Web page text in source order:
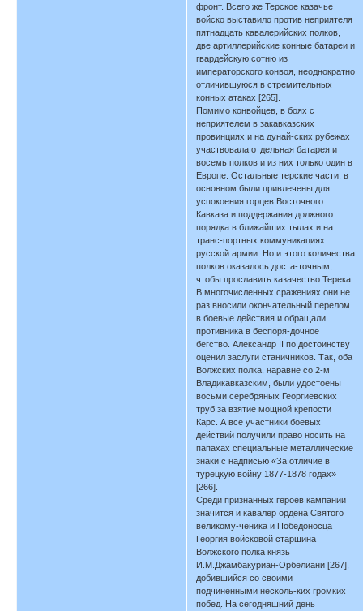
фронт. Всего же Терское казачье
войско выставило против неприятеля
пятнадцать кавалерийских полков,
две артиллерийские конные батареи и
гвардейскую сотню из
императорского конвоя, неоднократно
отличившуюся в стремительных
конных атаках [265].
Помимо конвойцев, в боях с
неприятелем в закавказских
провинциях и на дунай-ских рубежах
участвовала отдельная батарея и
восемь полков и из них только один в
Европе. Остальные терские части, в
основном были привлечены для
успокоения горцев Восточного
Кавказа и поддержания должного
порядка в ближайших тылах и на
транс-портных коммуникациях
русской армии. Но и этого количества
полков оказалось доста-точным,
чтобы прославить казачество Терека.
В многочисленных сражениях они не
раз вносили окончательный перелом
в боевые действия и обращали
противника в беспоря-дочное
бегство. Александр II по достоинству
оценил заслуги станичников. Так, оба
Волжских полка, наравне со 2-м
Владикавказским, были удостоены
восьми серебряных Георгиевских
труб за взятие мощной крепости
Карс. А все участники боевых
действий получили право носить на
папахах специальные металлические
знаки с надписью «За отличие в
турецкую войну 1877-1878 годах»
[266].
Среди признанных героев кампании
значится и кавалер ордена Святого
великому-ченика и Победоносца
Георгия войсковой старшина
Волжского полка князь
И.М.Джамбакуриан-Орбелиани [267],
добившийся со своими
подчиненными несколь-ких громких
побед. На сегодняшний день